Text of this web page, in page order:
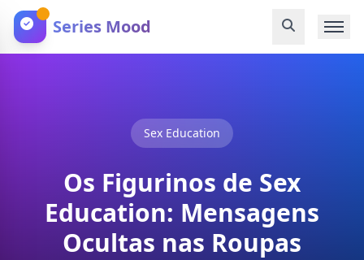
Series Mood
Sex Education
Os Figurinos de Sex
Education: Mensagens
Ocultas nas Roupas